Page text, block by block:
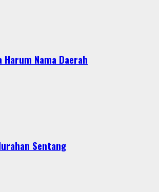
Nama Daerah
Sentang